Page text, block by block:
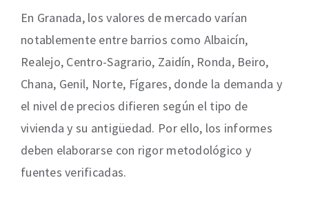
En Granada, los valores de mercado varían
notablemente entre barrios como Albaicín,
Realejo, Centro-Sagrario, Zaidín, Ronda, Beiro,
Chana, Genil, Norte, Fígares, donde la demanda y
el nivel de precios difieren según el tipo de
vivienda y su antigüedad. Por ello, los informes
deben elaborarse con rigor metodológico y
fuentes verificadas.